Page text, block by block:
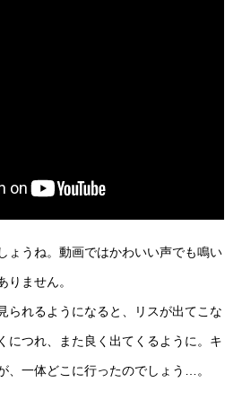
ょうね。動画ではかわいい声でも鳴い
りません。
られるようになると、リスが出てこな
につれ、また良く出てくるように。キ
、一体どこに行ったのでしょう…。